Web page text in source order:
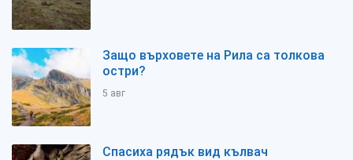
Защо върховете на Рила са толкова
остри?
5 авг
Спасиха рядък вид кълвач